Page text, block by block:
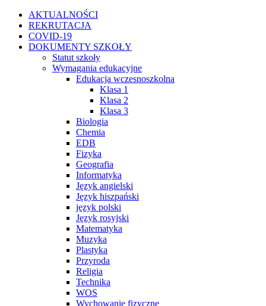
Przejdź
zawartości
Facebook
Instagram
WhatsApp
Twitter
YouTubeAKTUALNOŚCI
REKRUTACJA
COVID-19
DOKUMENTY SZKOŁY
Statut szkoły
Wymagania edukacyjne
Edukacja wczesnoszkolna
Klasa 1
Klasa 2
Klasa 3
Biologia
Chemia
EDB
Fizyka
Geografia
Informatyka
Język angielski
Język hiszpański
język polski
Język rosyjski
Matematyka
Muzyka
Plastyka
Przyroda
Religia
Technika
WOS
Wychowanie fizyczne